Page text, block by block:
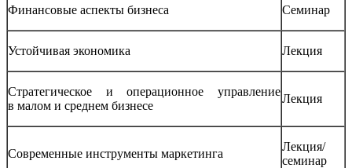
Финансовые аспекты бизнеса Семинар
Устойчивая экономика Лекция
Стратегическое и операционное управление
в малом и среднем бизнесе
Лекция
Современные инструменты маркетинга
Лекция/
семинар